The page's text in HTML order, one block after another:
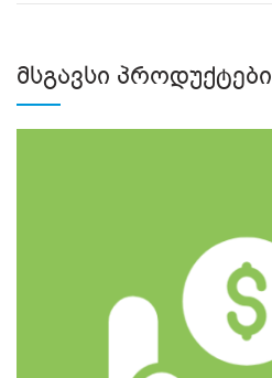
ᲛᲡᲒᲐᲕᲡᲘ ᲞᲠᲝᲓᲣᲥᲢᲔᲑᲘ